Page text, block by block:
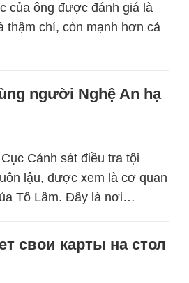
của ông được đánh giá là
thậm chí, còn mạnh hơn cả
người Nghệ An hạ
Cảnh sát điều tra tội
lậu, được xem là cơ quan
Tô Lâm. Đây là nơi…
свои карты на стол